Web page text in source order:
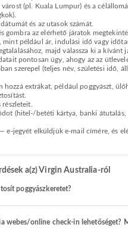
(pl. Kuala Lumpur) és a
és az utasok számát.
gombra az elérhető járatok
mint például ár, indulási idő vagy
majd válassza ki a kívánt
pontosan úgy, ahogy az az
szerepel (teljes név, születési idő,
hozzá extrákat, például poggyászt,
(hitel-/betéti kártya, banki átutalás,
e-jegyét elküldjük e-mail címére, és
a(z) Virgin Australia-ról
poggyászkeretet?
webes/online check-in lehetőséget?